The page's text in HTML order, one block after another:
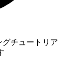
チュートリア